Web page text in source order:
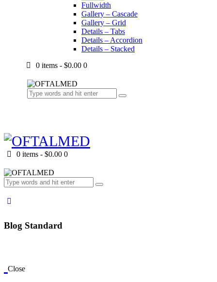
Fullwidth
Gallery – Cascade
Gallery – Grid
Details – Tabs
Details – Accordion
Details – Stacked
0 items - $0.00 0
0 items - $0.00 0
Blog Standard
Close